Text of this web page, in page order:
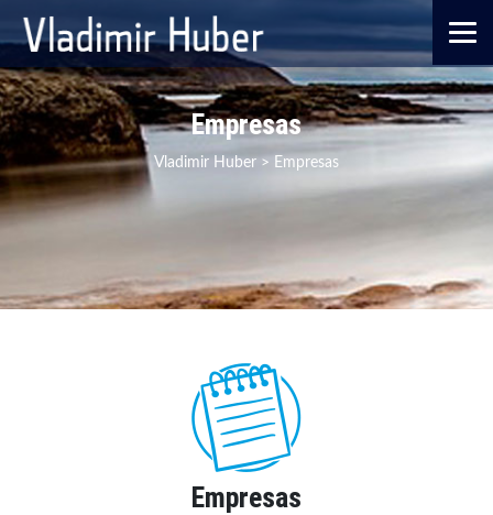
Empresas
Vladimir Huber > Empresas
Empresas